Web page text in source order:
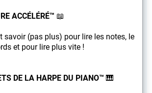
ACCÉLÉRÉ™ 📖
savoir (pas plus) pour lire les notes, le
et pour lire plus vite !
DE LA HARPE DU PIANO™ 🎹